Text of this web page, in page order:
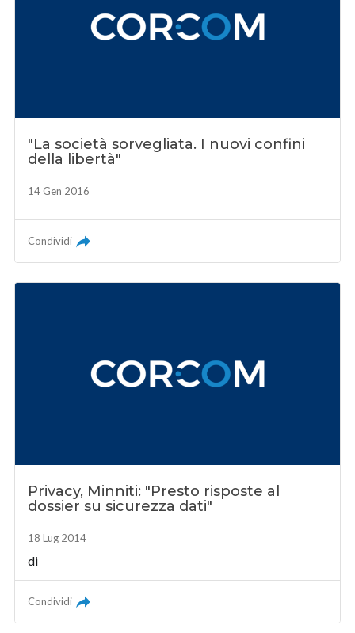
"La società sorvegliata. I nuovi confini
della libertà"
14 Gen 2016
Condividi
Privacy, Minniti: "Presto risposte al
dossier su sicurezza dati"
18 Lug 2014
di
Condividi